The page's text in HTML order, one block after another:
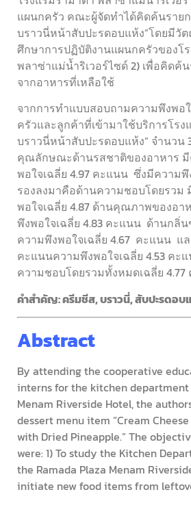
แผนกครัว คณะผู้จัดทำได้คิดค้นราย
บราวนี่หน้าสับปะรดอบแห้ง”โดยมีวัต
ศึกษาการปฏิบัติงานแผนกครัวของโ
พลาซ่าแม่น้ำริเวอร์ไซด์ 2) เพื่อคิดค้
จากอาหารที่เหลือใช้
จากการทำแบบสอบถามความพึงพอ
ครัวและลูกค้าที่เข้ามาใช้บริการโร
บราวนี่หน้าสับปะรดอบแห้ง” จำนวน
คุณลักษณะด้านรสชาติของอาหาร
พอใจเฉลี่ย 4.97 คะแนน ซึ่งมีความ
รองลงมาคือด้านความชอบโดยรวม
พอใจเฉลี่ย 4.87 ด้านคุณภาพของอ
พึงพอใจเฉลี่ย 4.83 คะแนน ด้านกลิ่
ความพึงพอใจเฉลี่ย 4.67 คะแนน แ
คะแนนความพึงพอใจเฉลี่ย 4.53 คะ
ความชอบโดยรวมทั้งหมดเฉลี่ย
คำสำคัญ: ครีมชีส, บราวนี่, สับปะรดอบ
Abstract
By attending the cooperative
interns for the kitchen department
Menam Riverside Hotel, the
dessert menu item “Cream
with Dried Pineapple.” The
were: 1) To study the Kitchen
the Ramada Plaza Menam
initiate new food items from